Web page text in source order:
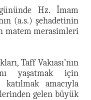
Hz. İmam
(a.s.) şehadetinin
matem merasimleri
Taff Vakıası’nın
yaşatmak için
amacıyla
gelen büyük